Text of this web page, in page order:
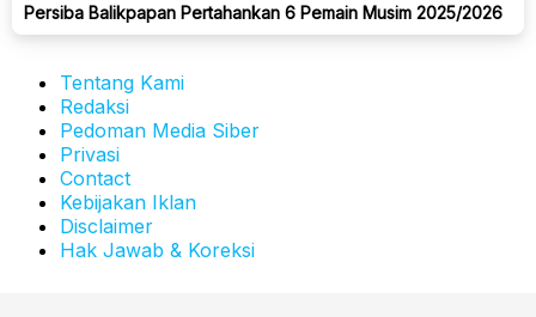
Persiba Balikpapan Pertahankan 6 Pemain Musim 2025/2026
Tentang Kami
Redaksi
Pedoman Media Siber
Privasi
Contact
Kebijakan Iklan
Disclaimer
Hak Jawab & Koreksi